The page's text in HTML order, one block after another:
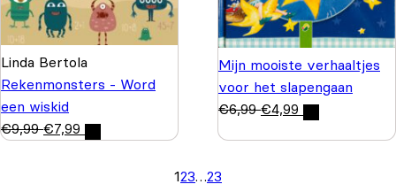
Linda Bertola
Rekenmonsters - Word
een wiskid
€9,99 €7,99
Mijn mooiste verhaaltjes
voor het slapengaan
€6,99 €4,99
123…23